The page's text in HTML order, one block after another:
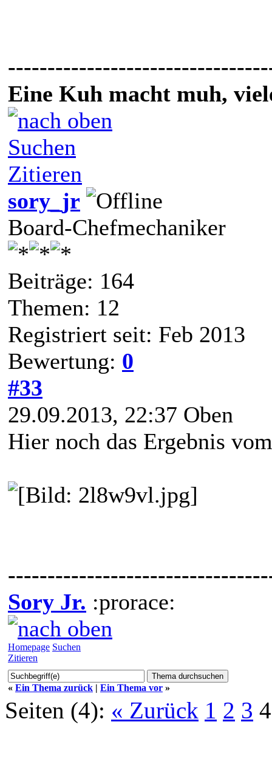
Eine Kuh macht muh,
Suchen
Zitieren
sory_jr
Board-Chefmechaniker
Beiträge: 164
Themen: 12
Registriert seit: Feb 2013
Bewertung: 0
#33
29.09.2013, 22:37 Oben
Hier noch das Ergebnis
Sory Jr. :prorace:
Homepage Suchen
Zitieren
« Ein Thema zurück | Ein Thema vor »
Seiten (4): « Zurück 1 2 3 4